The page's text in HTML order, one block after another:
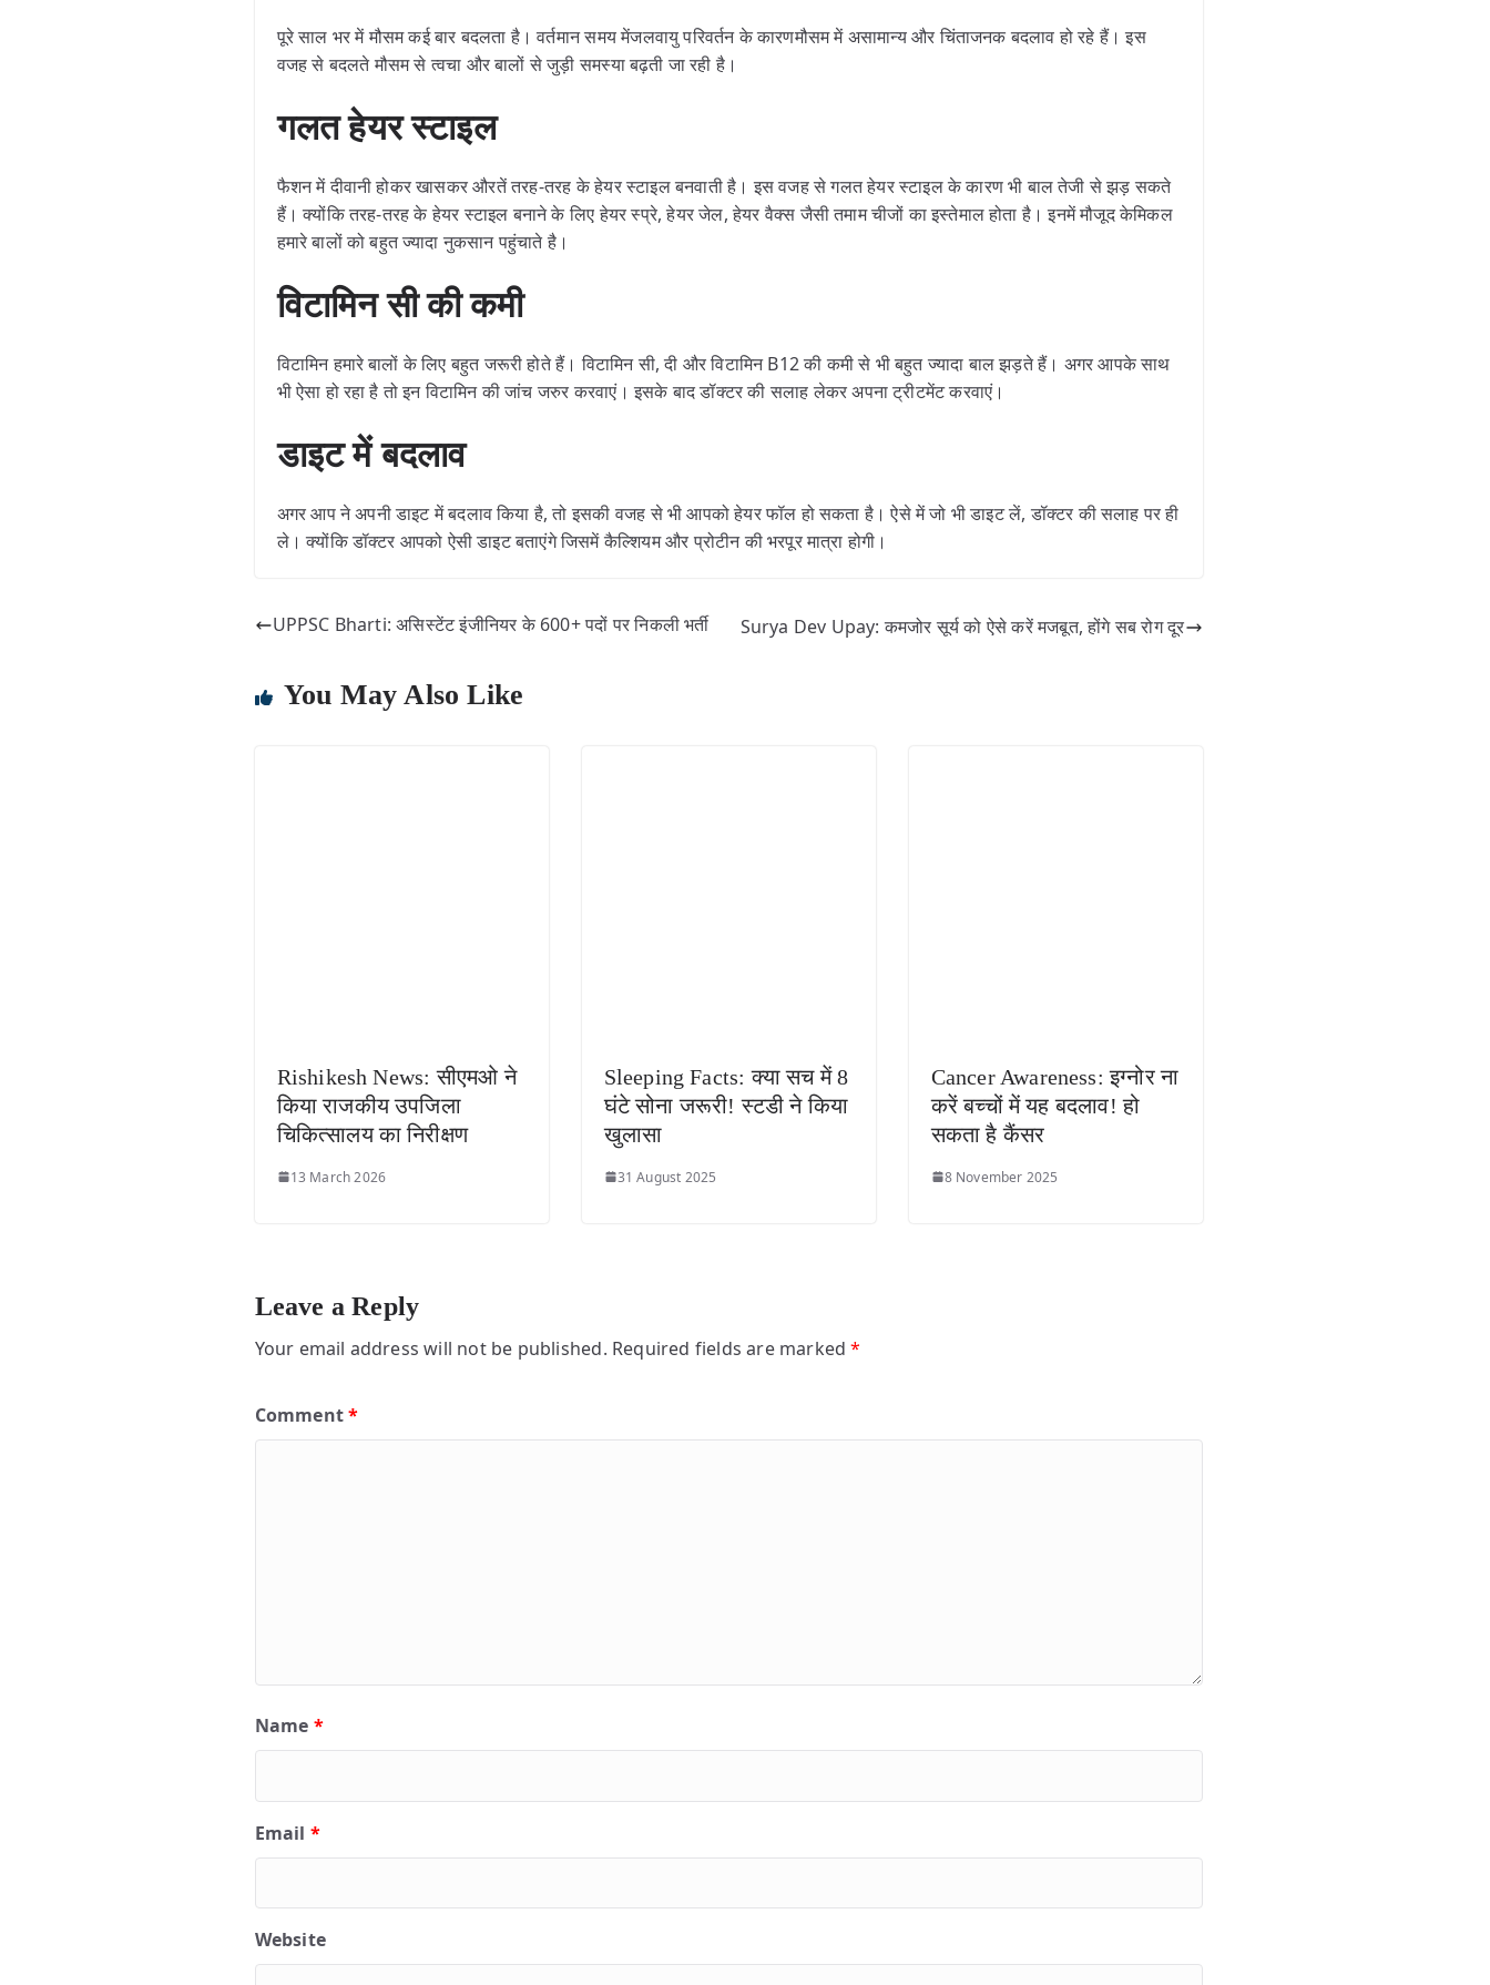
पूरे साल भर में मौसम कई बार बदलता है। वर्तमान समय मेंजलवायु परिवर्तन के कारणमौसम में असामान्य और चिंताजनक बदलाव हो रहे हैं। इस
वजह से बदलते मौसम से त्वचा और बालों से जुड़ी समस्या बढ़ती जा रही है।
गलत हेयर स्टाइल
फैशन में दीवानी होकर खासकर औरतें तरह-तरह के हेयर स्टाइल बनवाती है। इस वजह से गलत हेयर स्टाइल के कारण भी बाल तेजी से झड़ सकते
हैं। क्योंकि तरह-तरह के हेयर स्टाइल बनाने के लिए हेयर स्प्रे, हेयर जेल, हेयर वैक्स जैसी तमाम चीजों का इस्तेमाल होता है। इनमें मौजूद केमिकल
हमारे बालों को बहुत ज्यादा नुकसान पहुंचाते है।
विटामिन सी की कमी
विटामिन हमारे बालों के लिए बहुत जरूरी होते हैं। विटामिन सी, दी और विटामिन B12 की कमी से भी बहुत ज्यादा बाल झड़ते हैं। अगर आपके साथ
भी ऐसा हो रहा है तो इन विटामिन की जांच जरुर करवाएं। इसके बाद डॉक्टर की सलाह लेकर अपना ट्रीटमेंट करवाएं।
डाइट में बदलाव
अगर आप ने अपनी डाइट में बदलाव किया है, तो इसकी वजह से भी आपको हेयर फॉल हो सकता है। ऐसे में जो भी डाइट लें, डॉक्टर की सलाह पर ही
ले। क्योंकि डॉक्टर आपको ऐसी डाइट बताएंगे जिसमें कैल्शियम और प्रोटीन की भरपूर मात्रा होगी।
UPPSC Bharti: असिस्टेंट इंजीनियर के 600+ पदों पर निकली भर्ती Surya Dev Upay: कमजोर सूर्य को ऐसे करें मजबूत, होंगे सब रोग दूर
You May Also Like
Rishikesh News: सीएमओ ने
किया राजकीय उपजिला
चिकित्सालय का निरीक्षण
13 March 2026
Sleeping Facts: क्या सच में 8
घंटे सोना जरूरी! स्टडी ने किया
खुलासा
31 August 2025
Cancer Awareness: इग्नोर ना
करें बच्चों में यह बदलाव! हो
सकता है कैंसर
8 November 2025
Leave a Reply
Your email address will not be published. Required fields are marked*
Comment*
Name *
Email *
Website